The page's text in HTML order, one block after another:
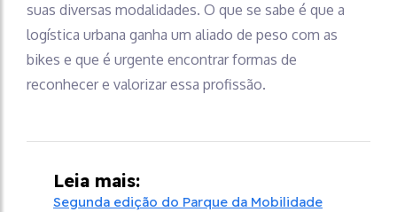
suas diversas modalidades. O que se sabe é que a
logística urbana ganha um aliado de peso com as
bikes e que é urgente encontrar formas de
reconhecer e valorizar essa profissão.
Leia mais:
Segunda edição do Parque da Mobilidade